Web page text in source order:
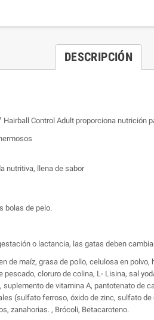
DESCRIPCIÓN
Control Adult proporciona nutrición
nutritiva, llena de sabor
bolas de pelo.
o lactancia, las gatas deben
de maíz, grasa de pollo, celulosa en
pescado, cloruro de colina, L- Lisina, sal
de vitamina A, pantotenato de
(sulfato ferroso, óxido de zinc, sulfato
zanahorias. , Brócoli, Betacaroteno.